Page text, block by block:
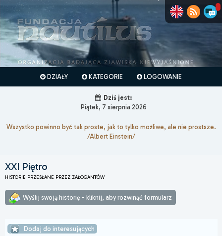
DZIAŁY KATEGORIE LOGOWANIE
Dziś jest:
Piątek, 7 sierpnia 2026
Wszystko powinno być tak proste, jak to tylko możliwe, ale nie prostsze.
/Albert Einstein/
XXI Piętro
HISTORIE PRZESŁANE PRZEZ ZAŁOGANTÓW
Wyślij swoją historię - kliknij, aby rozwinąć formularz
Dodaj do interesujących